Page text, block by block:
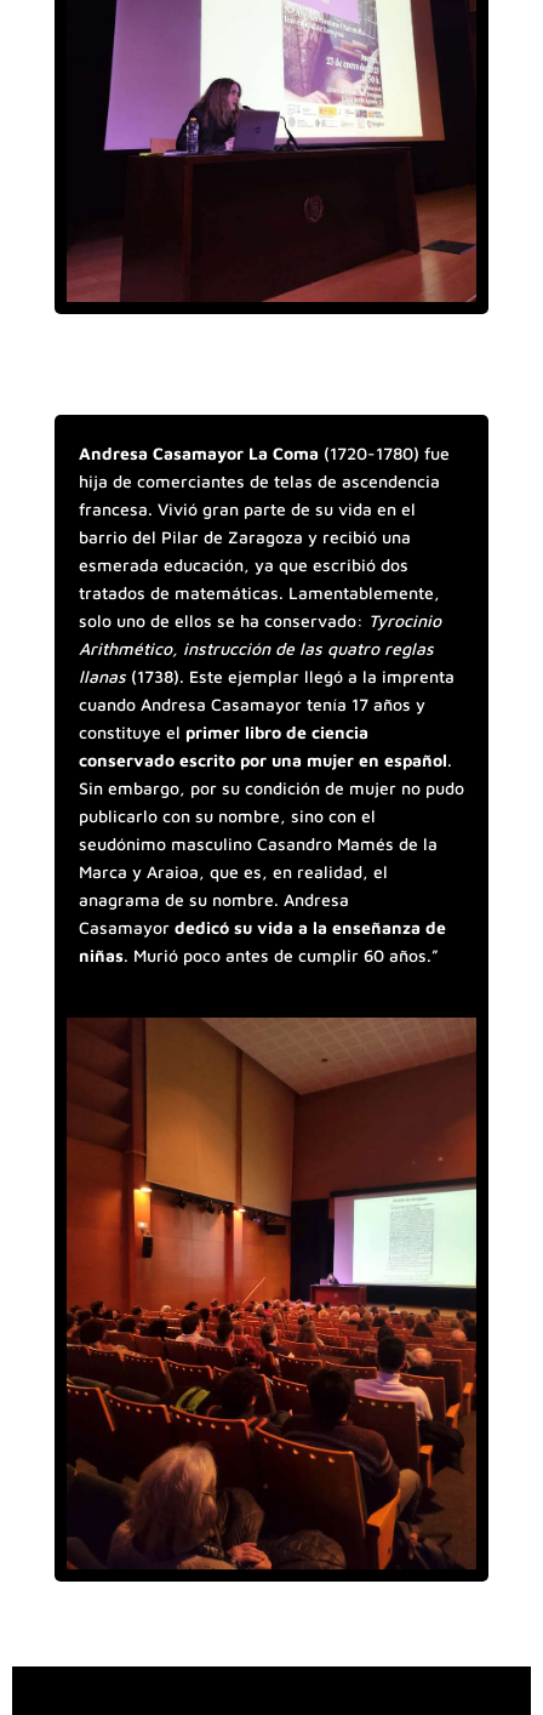
Andresa Casamayor La Coma (1720-1780) fue
hija de comerciantes de telas de ascendencia
francesa. Vivió gran parte de su vida en el
barrio del Pilar de Zaragoza y recibió una
esmerada educación, ya que escribió dos
tratados de matemáticas. Lamentablemente,
solo uno de ellos se ha conservado: Tyrocinio
Arithmético, instrucción de las quatro reglas
llanas(1738). Este ejemplar llegó a la imprenta
cuando Andresa Casamayor tenía 17 años y
constituye el primer libro de ciencia
conservado escrito por una mujer en español.
Sin embargo, por su condición de mujer no pudo
publicarlo con su nombre, sino con el
seudónimo masculino Casandro Mamés de la
Marca y Araioa, que es, en realidad, el
anagrama de su nombre. Andresa
Casamayor dedicó su vida a la enseñanza de
niñas. Murió poco antes de cumplir 60 años.”